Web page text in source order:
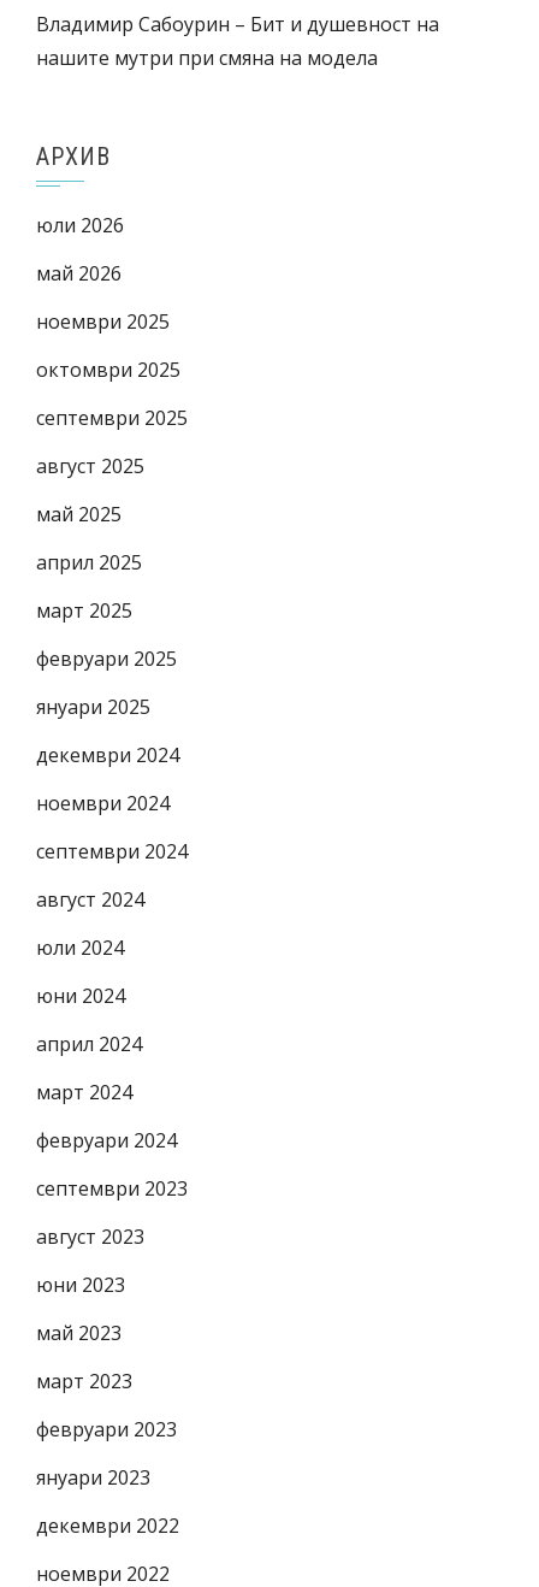
Владимир Сабоурин – Бит и душевност на
нашите мутри при смяна на модела
АРХИВ
юли 2026
май 2026
ноември 2025
октомври 2025
септември 2025
август 2025
май 2025
април 2025
март 2025
февруари 2025
януари 2025
декември 2024
ноември 2024
септември 2024
август 2024
юли 2024
юни 2024
април 2024
март 2024
февруари 2024
септември 2023
август 2023
юни 2023
май 2023
март 2023
февруари 2023
януари 2023
декември 2022
ноември 2022